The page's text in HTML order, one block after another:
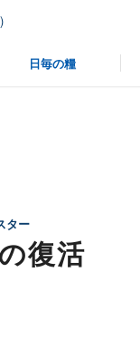
日毎の糧
ター
復活